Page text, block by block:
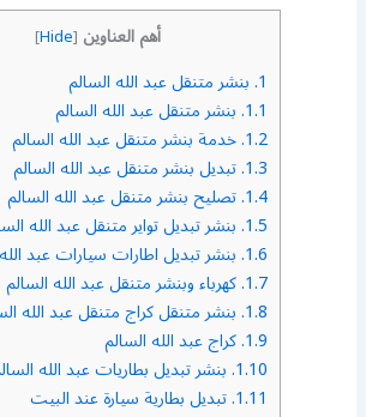
أهم العناوين [
Hide
]
1. بنشر متنقل عبد الله السالم
1.1. بنشر متنقل عبد الله السالم
1.2. خدمة بنشر متنقل عبد الله السالم
1.3. تبديل بنشر متنقل عبد الله السالم
1.4. تصليح بنشر متنقل عبد الله السالم
1.5. بنشر تبديل تواير متنقل عبد الله
1.6. بنشر تبديل اطارات سيارات عبد
1.7. كهرباء وبنشر متنقل عبد الله السالم
1.8. بنشر متنقل كراج متنقل عبد الله
1.9. كراج عبد الله السالم
1.10. بنشر تبديل بطاريات عبد الله
1.11. تبديل بطارية سيارة عند البيت